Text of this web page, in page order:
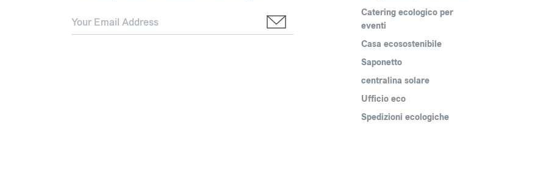
Catering ecologico per
eventi
Casa ecosostenibile
Saponetto
centralina solare
Ufficio eco
Spedizioni ecologiche